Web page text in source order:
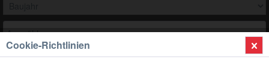
Auswählen
Cookie-Richtlinien